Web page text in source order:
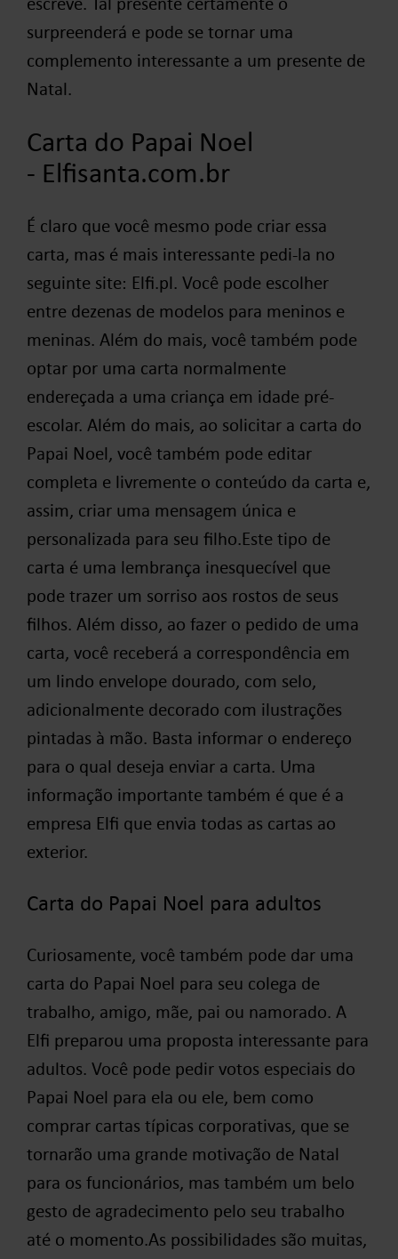
surpreenderá e pode se tornar uma
complemento interessante a um presente de
Natal.
Carta do Papai Noel
- Elfisanta.com.br
É claro que você mesmo pode criar essa
carta, mas é mais interessante pedi-la no
seguinte site: Elfi.pl. Você pode escolher
entre dezenas de modelos para meninos e
meninas. Além do mais, você também pode
optar por uma carta normalmente
endereçada a uma criança em idade pré-
escolar. Além do mais, ao solicitar a carta do
Papai Noel, você também pode editar
completa e livremente o conteúdo da carta e,
assim, criar uma mensagem única e
personalizada para seu filho.Este tipo de
carta é uma lembrança inesquecível que
pode trazer um sorriso aos rostos de seus
filhos. Além disso, ao fazer o pedido de uma
carta, você receberá a correspondência em
um lindo envelope dourado, com selo,
adicionalmente decorado com ilustrações
pintadas à mão. Basta informar o endereço
para o qual deseja enviar a carta. Uma
informação importante também é que é a
empresa Elfi que envia todas as cartas ao
exterior.
Carta do Papai Noel para adultos
Curiosamente, você também pode dar uma
carta do Papai Noel para seu colega de
trabalho, amigo, mãe, pai ou namorado. A
Elfi preparou uma proposta interessante para
adultos. Você pode pedir votos especiais do
Papai Noel para ela ou ele, bem como
comprar cartas típicas corporativas, que se
tornarão uma grande motivação de Natal
para os funcionários, mas também um belo
gesto de agradecimento pelo seu trabalho
até o momento.As possibilidades são muitas,